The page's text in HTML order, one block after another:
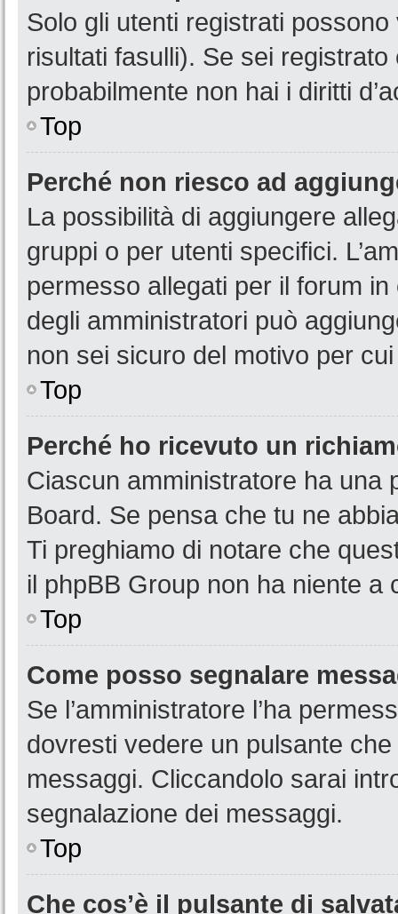
Solo gli utenti registrati
risultati fasulli). Se sei
probabilmente non hai i diritti
Top
Perché non riesco ad
La possibilità di aggiungere
gruppi o per utenti specifici.
permesso allegati per il forum
degli amministratori può
non sei sicuro del motivo per
Top
Perché ho ricevuto un
Ciascun amministratore ha una
Board. Se pensa che tu ne
Ti preghiamo di notare che
il phpBB Group non ha niente a
Top
Come posso segnalare
Se l’amministratore l’ha
dovresti vedere un pulsante
messaggi. Cliccandolo sarai
segnalazione dei messaggi.
Top
Che cos’è il pulsante di